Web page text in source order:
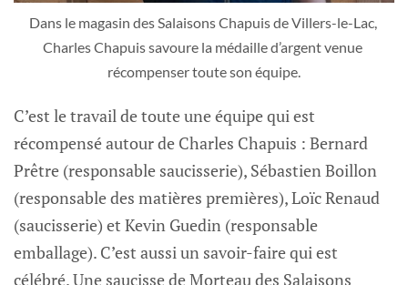
Dans le magasin des Salaisons Chapuis de Villers-le-Lac,
Charles Chapuis savoure la médaille d’argent venue
récompenser toute son équipe.
C’est le travail de toute une équipe qui est
récompensé autour de Charles Chapuis : Bernard
Prêtre (responsable saucisserie), Sébastien Boillon
(responsable des matières premières), Loïc Renaud
(saucisserie) et Kevin Guedin (responsable
emballage). C’est aussi un savoir-faire qui est
célébré. Une saucisse de Morteau des Salaisons